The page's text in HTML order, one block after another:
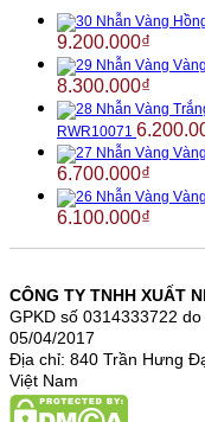
Nhẫn Vàng
9.200.000₫
Nhẫn Vàng
8.300.000₫
Nhẫn Vàng
RWR10071
Nhẫn Vàng
6.700.000₫
Nhẫn Vàng
6.100.000₫
CÔNG TY TNHH XUẤT
GPKD số 0314333722
05/04/2017
Địa chỉ: 840 Trần Hưng
Việt Nam